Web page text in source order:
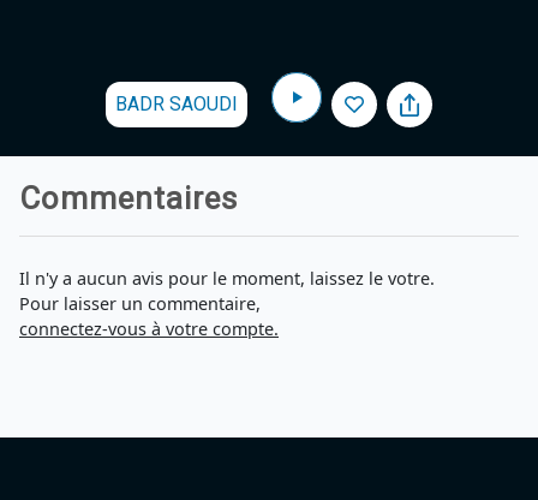
BADR SAOUDI
Commentaires
Il n'y a aucun avis pour le moment, laissez le votre.
Pour laisser un commentaire,
connectez-vous à votre compte.